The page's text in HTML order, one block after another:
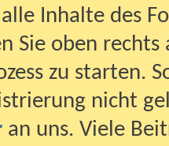
Inhalte des
Sie oben
zu starten.
nicht
an uns. Viele